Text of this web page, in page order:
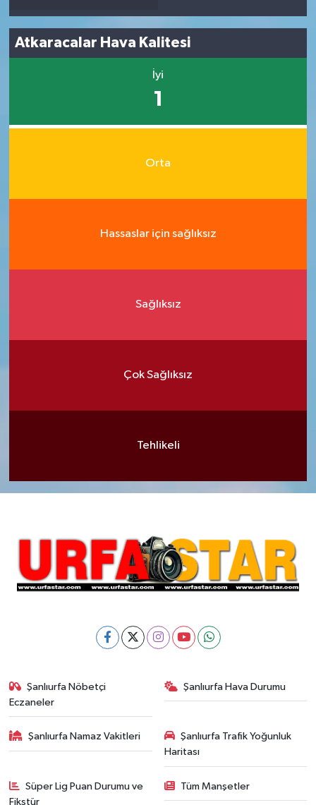
Atkaracalar Hava Kalitesi
İyi
1
Orta
Hassaslar için sağlıksız
Sağlıksız
Çok Sağlıksız
Tehlikeli
Şanlıurfa Nöbetçi
Eczaneler
Şanlıurfa Hava Durumu
Şanlıurfa Namaz Vakitleri
Şanlıurfa Trafik Yoğunluk
Haritası
Süper Lig Puan Durumu ve
Fikstür
Tüm Manşetler